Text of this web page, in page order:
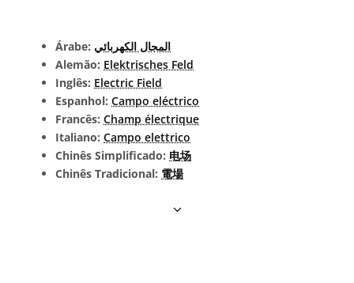
Árabe: المجال الكهربائي
Alemão: Elektrisches Feld
Inglês: Electric Field
Espanhol: Campo eléctrico
Francês: Champ électrique
Italiano: Campo elettrico
Chinês Simplificado: 电场
Chinês Tradicional: 電場